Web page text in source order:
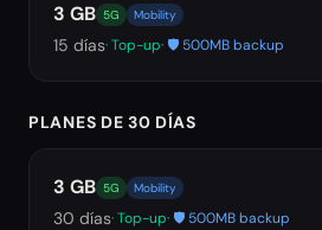
3 GB 5G Mobility
15 días· Top-up· 🛡️ 500MB backup
PLANES DE 30 DÍAS
3 GB 5G Mobility
30 días· Top-up· 🛡️ 500MB backup